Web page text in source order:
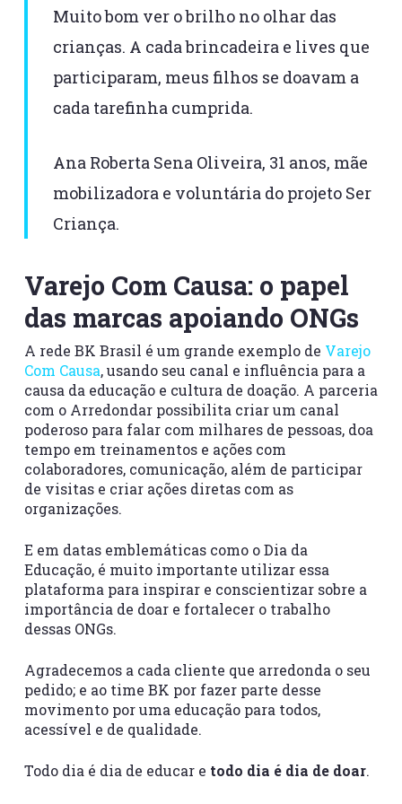
Muito bom ver o brilho no olhar das
crianças. A cada brincadeira e lives que
participaram, meus filhos se doavam a
cada tarefinha cumprida.
Ana Roberta Sena Oliveira, 31 anos, mãe
mobilizadora e voluntária do projeto Ser
Criança.
Varejo Com Causa: o papel
das marcas apoiando ONGs
A rede BK Brasil é um grande exemplo de Varejo
Com Causa, usando seu canal e influência para a
causa da educação e cultura de doação. A parceria
com o Arredondar possibilita criar um canal
poderoso para falar com milhares de pessoas, doa
tempo em treinamentos e ações com
colaboradores, comunicação, além de participar
de visitas e criar ações diretas com as
organizações.
E em datas emblemáticas como o Dia da
Educação, é muito importante utilizar essa
plataforma para inspirar e conscientizar sobre a
importância de doar e fortalecer o trabalho
dessas ONGs.
Agradecemos a cada cliente que arredonda o seu
pedido; e ao time BK por fazer parte desse
movimento por uma educação para todos,
acessível e de qualidade.
Todo dia é dia de educar e todo dia é dia de doar.